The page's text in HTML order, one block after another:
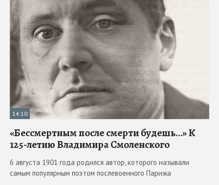
14:10
«Бессмертным после смерти будешь…» К
125-летию Владимира Смоленского
6 августа 1901 года родился автор, которого называли
самым популярным поэтом послевоенного Парижа